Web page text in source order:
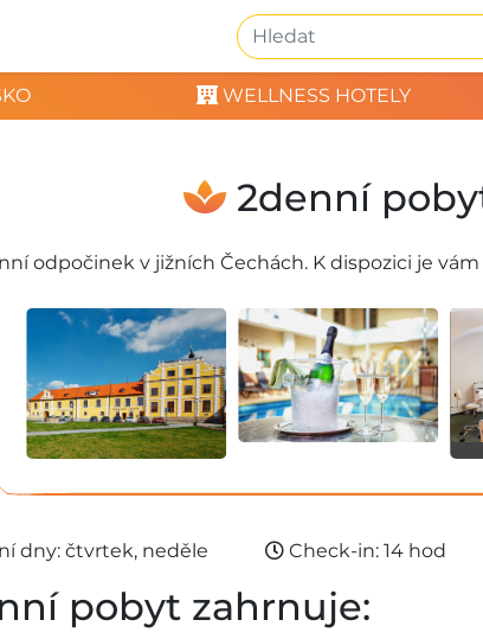
WELLNESS HOTELY
2denní
odpočinek v jižních Čechách. K dispozici je
dny: čtvrtek, neděle Check-in: 14 hod
pobyt zahrnuje: